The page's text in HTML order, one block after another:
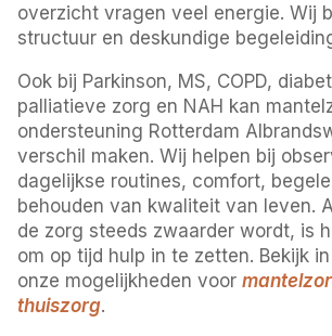
overzicht vragen veel energie. Wij
structuur en deskundige
Ook bij Parkinson, MS, COPD,
palliatieve zorg en NAH kan
ondersteuning Rotterdam
verschil maken. Wij helpen bij
dagelijkse routines, comfort,
behouden van kwaliteit van leven.
de zorg steeds zwaarder wordt, is
om op tijd hulp in te zetten. Bekijk
onze mogelijkheden voor
thuiszorg.